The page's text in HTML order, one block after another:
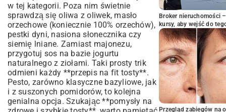
w tej kategorii. Poza nim świetnie
sprawdzą się oliwa z oliwek, masło
orzechowe (koniecznie 100% orzechów),
pestki dyni, nasiona słonecznika czy
siemię lniane. Zamiast majonezu,
przygotuj sos na bazie jogurtu
naturalnego z ziołami. Taki prosty trik
odmieni każdy **przepis na fit tosty**.
Pesto, zarówno klasyczne bazyliowe, jak
i z suszonych pomidorów, to kolejna
genialna opcja. Szukając **pomysły na
Broker nieruchomości
kursy, aby wejść do
Przegląd zabiegów na